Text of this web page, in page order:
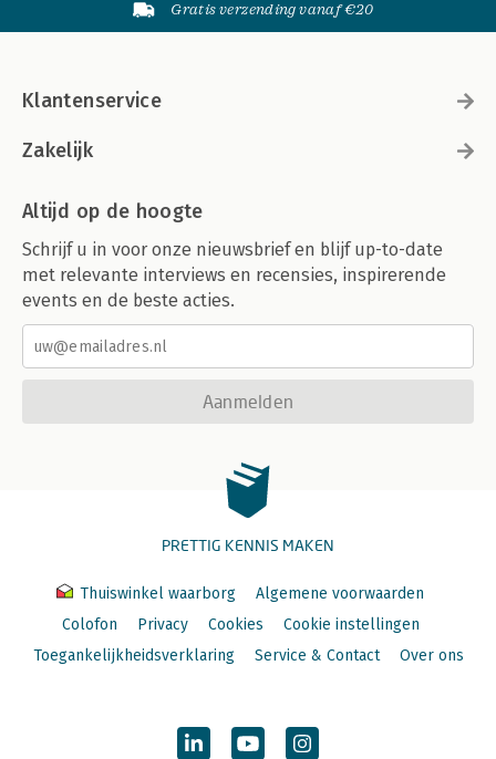
Gratis verzending vanaf €20
Klantenservice
Zakelijk
Altijd op de hoogte
Schrijf u in voor onze nieuwsbrief en blijf up-to-date
met relevante interviews en recensies, inspirerende
events en de beste acties.
Aanmelden
PRETTIG KENNIS MAKEN
Thuiswinkel waarborg
Algemene voorwaarden
Colofon
Privacy Cookies
Cookie instellingen
Toegankelijkheidsverklaring
Service & Contact Over ons